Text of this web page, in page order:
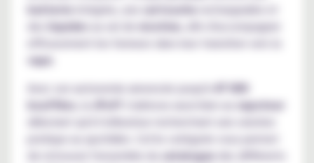
batterie
cartouche
rechargeable et
liquides nicotine
, afin d'accompagner
vape
Avec son autonomie annoncée jusqu'à 47 000
bouffées
vapoteur
pratique au quotidien. Cette catégorie vous permet
catalogue